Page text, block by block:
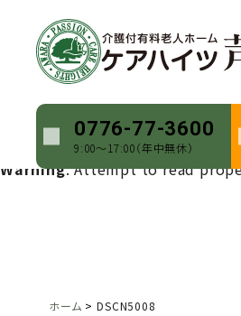
0776-77-3600
9:00〜17:00（年中無休）
Warning: Undefined array key
Warning: Attempt to read
Warning : Undefined array key
Warning: Attempt to read
ホーム DSCN5008